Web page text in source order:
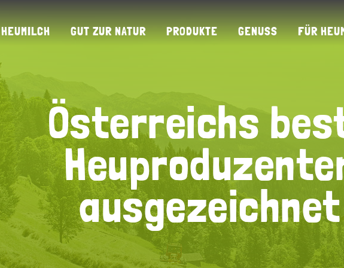
HEUMILCH GUT ZUR NATUR PRODUKTE GENUSS FÜR
Österreichs
ausgezeichnet
Österreichs
ausgezeichnet